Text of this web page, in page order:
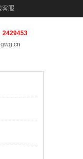
客服
2429453